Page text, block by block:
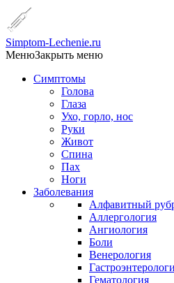
Simptom-Lechenie.ru
МенюЗакрыть меню
Симптомы
Голова
Глаза
Ухо, горло, нос
Руки
Живот
Спина
Пах
Ноги
Заболевания
Алфавитный
Аллергология
Ангиология
Боли
Венерология
Гематология